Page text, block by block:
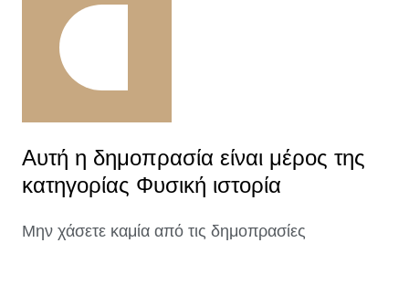
Αυτή η δημοπρασία είναι μέρος της
κατηγορίας Φυσική ιστορία
Μην χάσετε καμία από τις δημοπρασίες